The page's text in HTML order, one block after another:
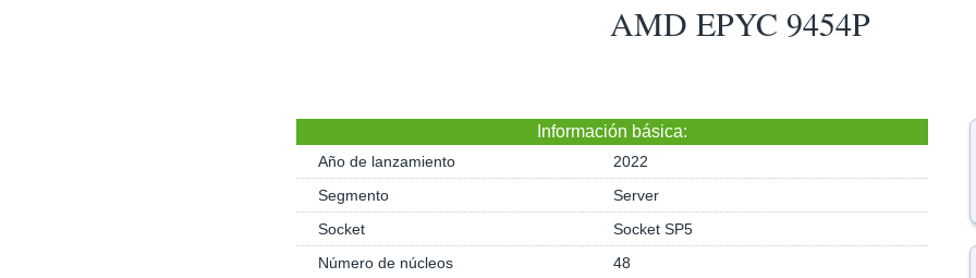
AMD EPYC 9454P
Información básica:
Año de lanzamiento
2022
Segmento
Server
Socket
Socket SP5
Número de núcleos
48